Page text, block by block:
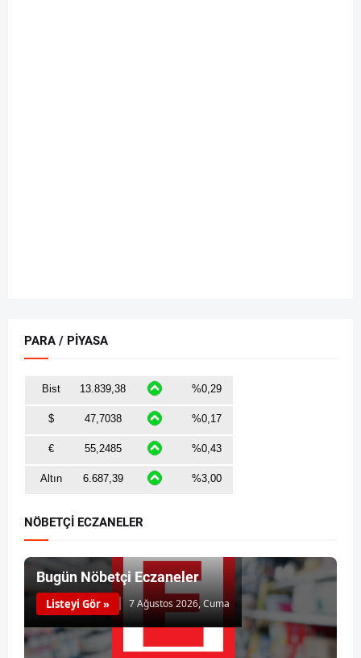
PARA / PİYASA
NÖBETÇİ ECZANELER
Bugün Nöbetçi Eczaneler
Listeyi Gör » 7 Ağustos 2026, Cuma